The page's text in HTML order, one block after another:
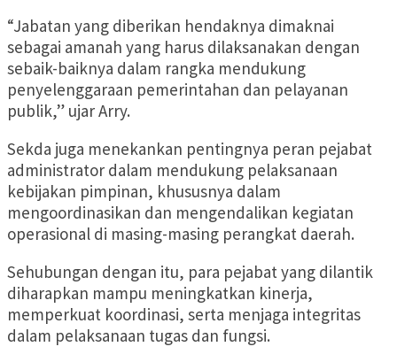
“Jabatan yang diberikan hendaknya dimaknai
sebagai amanah yang harus dilaksanakan dengan
sebaik-baiknya dalam rangka mendukung
penyelenggaraan pemerintahan dan pelayanan
publik,” ujar Arry.
Sekda juga menekankan pentingnya peran pejabat
administrator dalam mendukung pelaksanaan
kebijakan pimpinan, khususnya dalam
mengoordinasikan dan mengendalikan kegiatan
operasional di masing-masing perangkat daerah.
Sehubungan dengan itu, para pejabat yang dilantik
diharapkan mampu meningkatkan kinerja,
memperkuat koordinasi, serta menjaga integritas
dalam pelaksanaan tugas dan fungsi.